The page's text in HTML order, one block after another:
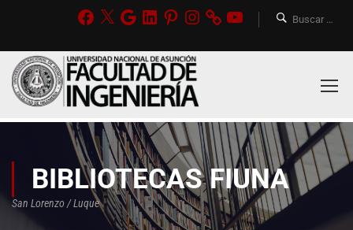
BIBLIOTECAS FIUNA
San Lorenzo / Luque